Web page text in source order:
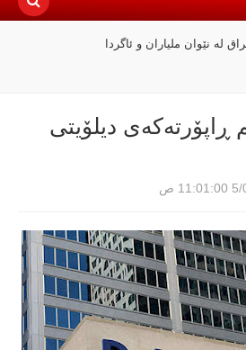
لە نێوان ملیاران و ئاگردا
دیلۆیتی
ص